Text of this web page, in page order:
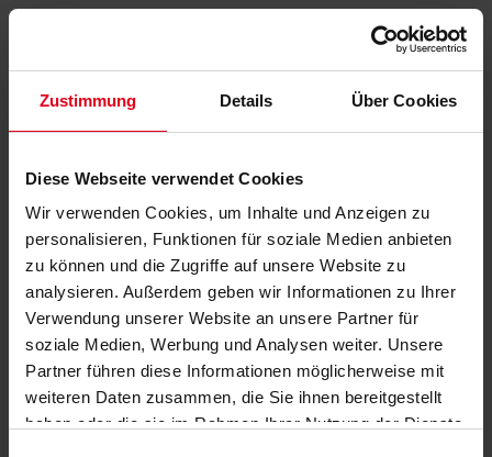
Zustimmung Details Über Cookies
Diese Webseite verwendet Cookies
Wir verwenden Cookies, um Inhalte und Anzeigen zu
personalisieren, Funktionen für soziale Medien anbieten
zu können und die Zugriffe auf unsere Website zu
analysieren. Außerdem geben wir Informationen zu Ihrer
Verwendung unserer Website an unsere Partner für
soziale Medien, Werbung und Analysen weiter. Unsere
Partner führen diese Informationen möglicherweise mit
weiteren Daten zusammen, die Sie ihnen bereitgestellt
haben oder die sie im Rahmen Ihrer Nutzung der Dienste